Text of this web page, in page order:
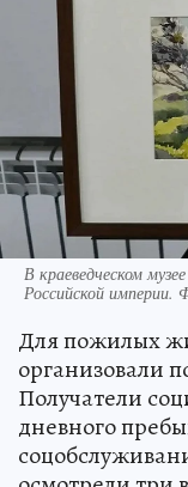
В краеведческом
Российской
Для пожилых
организовали
Получатели
дневного